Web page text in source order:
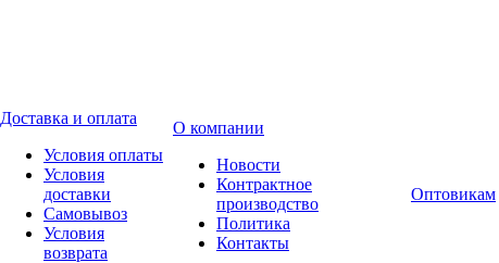
Доставка и оплата
Условия оплаты
Условия
доставки
Самовывоз
Условия
возврата
О компании
Новости
Контрактное
производство
Политика
Контакты
Оптовикам